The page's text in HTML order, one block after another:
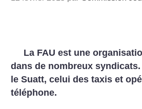
La FAU est une
dans de nombreux
le Suatt, celui des taxis et
téléphone.